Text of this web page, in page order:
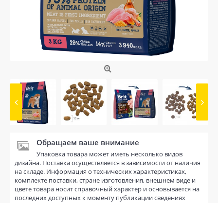
Обращаем ваше внимание
Упаковка товара может иметь несколько видов
дизайна. Поставка осуществляется в зависимости от наличия
на складе. Информация о технических характеристиках,
комплекте поставки, стране изготовления, внешнем виде и
цвете товара носит справочный характер и основывается на
последних доступных к моменту публикации сведениях